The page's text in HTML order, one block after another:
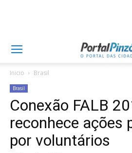
Inicio Brasil
Brasil
Conexão FALB
reconhece ações
por voluntários